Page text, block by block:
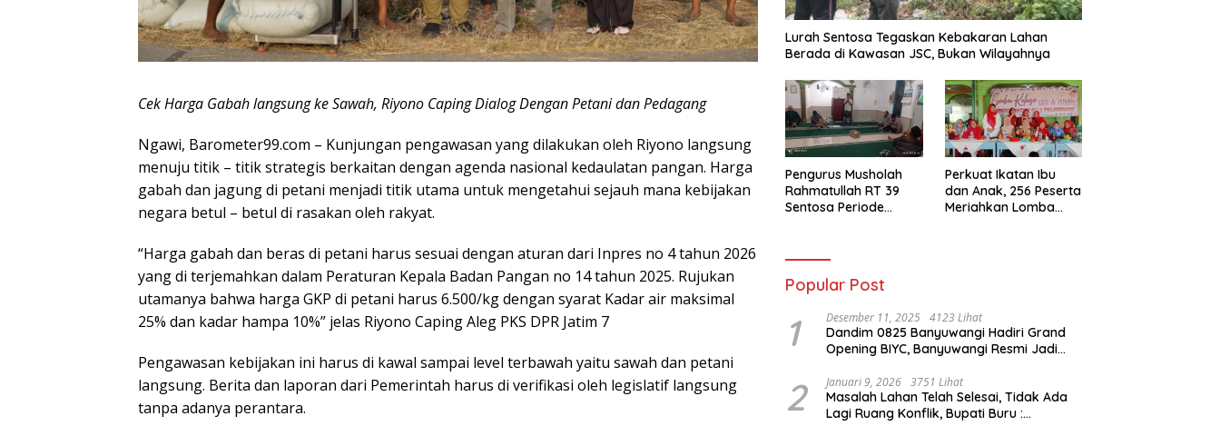
Cek Harga Gabah langsung ke Sawah, Riyono Caping Dialog Dengan Petani dan Pedagang
Ngawi, Barometer99.com – Kunjungan pengawasan yang dilakukan oleh Riyono langsung
menuju titik – titik strategis berkaitan dengan agenda nasional kedaulatan pangan. Harga
gabah dan jagung di petani menjadi titik utama untuk mengetahui sejauh mana kebijakan
negara betul – betul di rasakan oleh rakyat.
“Harga gabah dan beras di petani harus sesuai dengan aturan dari Inpres no 4 tahun 2026
yang di terjemahkan dalam Peraturan Kepala Badan Pangan no 14 tahun 2025. Rujukan
utamanya bahwa harga GKP di petani harus 6.500/kg dengan syarat Kadar air maksimal
25% dan kadar hampa 10%” jelas Riyono Caping Aleg PKS DPR Jatim 7
Pengawasan kebijakan ini harus di kawal sampai level terbawah yaitu sawah dan petani
langsung. Berita dan laporan dari Pemerintah harus di verifikasi oleh legislatif langsung
tanpa adanya perantara.
Lurah Sentosa Tegaskan Kebakaran Lahan
Berada di Kawasan JSC, Bukan Wilayahnya
Pengurus Musholah
Rahmatullah RT 39
Sentosa Periode
Perkuat Ikatan Ibu
dan Anak, 256 Peserta
Meriahkan Lomba
Popular Post
1 Desember 11, 2025 4123 Lihat
Dandim 0825 Banyuwangi Hadiri Grand
Opening BIYC, Banyuwangi Resmi Jadi
2 Januari 9, 2026 3751 Lihat
Masalah Lahan Telah Selesai, Tidak Ada
Lagi Ruang Konflik, Bupati Buru :